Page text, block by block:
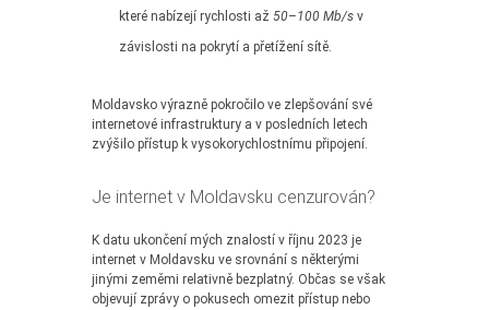
které nabízejí rychlosti až 50–100 Mb/s v
závislosti na pokrytí a přetížení sítě.
Moldavsko výrazně pokročilo ve zlepšování své
internetové infrastruktury a v posledních letech
zvýšilo přístup k vysokorychlostnímu připojení.
Je internet v Moldavsku cenzurován?
K datu ukončení mých znalostí v říjnu 2023 je
internet v Moldavsku ve srovnání s některými
jinými zeměmi relativně bezplatný. Občas se však
objevují zprávy o pokusech omezit přístup nebo